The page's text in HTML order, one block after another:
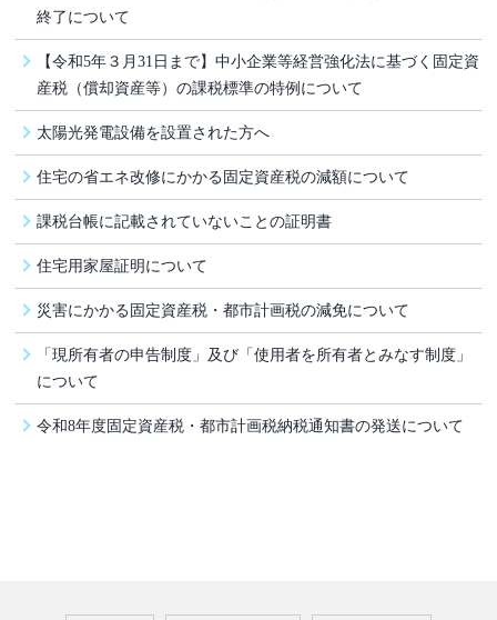
終了について
【令和5年３月31日まで】中小企業等経営強化法に基づく固定資
産税（償却資産等）の課税標準の特例について
太陽光発電設備を設置された方へ
住宅の省エネ改修にかかる固定資産税の減額について
課税台帳に記載されていないことの証明書
住宅用家屋証明について
災害にかかる固定資産税・都市計画税の減免について
「現所有者の申告制度」及び「使用者を所有者とみなす制度」
について
令和8年度固定資産税・都市計画税納税通知書の発送について